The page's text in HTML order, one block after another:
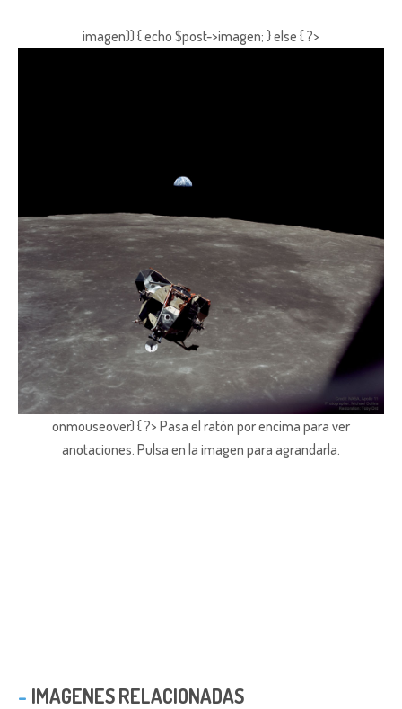
imagen)) { echo $post->imagen; } else { ?>
onmouseover) { ?> Pasa el ratón por encima para ver
anotaciones. Pulsa en la imagen para agrandarla.
IMAGENES RELACIONADAS